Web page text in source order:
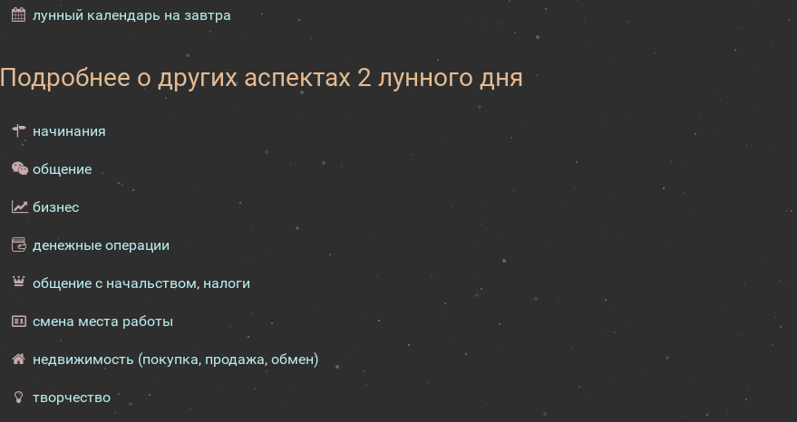
лунный календарь на завтра
Подробнее о других аспектах 2 лунного дня
начинания
общение
бизнес
денежные операции
общение с начальством, налоги
смена места работы
недвижимость (покупка, продажа, обмен)
творчество